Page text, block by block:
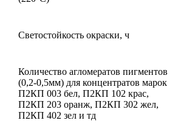
Светостойкость окраски, ч
Количество агломератов пигментов
(0,2-0,5мм) для концентратов марок
П2КП 003 бел, П2КП 102 крас,
П2КП 203 оранж, П2КП 302 жел,
П2КП 402 зел и тд